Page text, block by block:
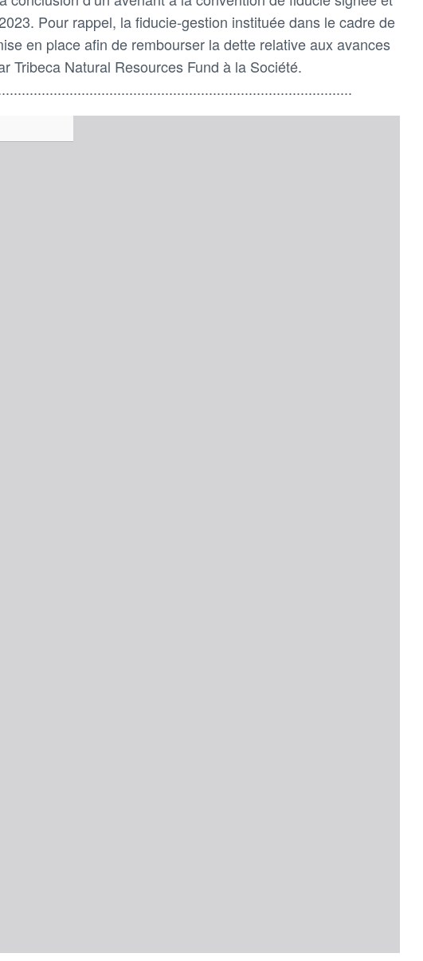
Pour rappel, la fiducie-gestion instituée dans le cadre de
en place afin de rembourser la dette relative aux avances
Tribeca Natural Resources Fund à la Société.